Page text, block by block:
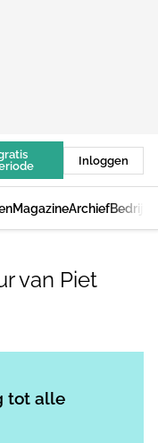
Inloggen
MagazineArchief
van Piet
tot alle